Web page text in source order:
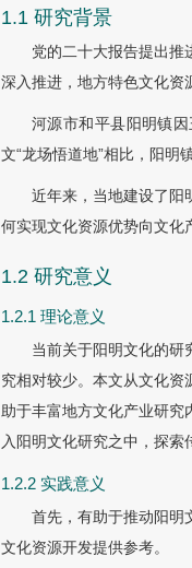
1.1 研究背景
党的二十大报告提出推
深入推进，地方特色文化资
河源市和平县阳明镇
文“龙场悟道地”相比，阳明
近年来，当地建设了阳
何实现文化资源优势向文化
1.2 研究意义
1.2.1 理论意义
当前关于阳明文化的研
究相对较少。本文从文化
助于丰富地方文化产业研究
入阳明文化研究之中，探索
1.2.2 实践意义
首先，有助于推动阳明
文化资源开发提供参考。